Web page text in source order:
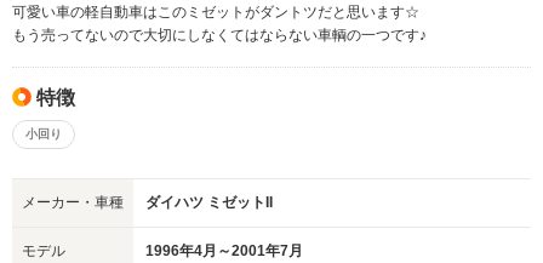
可愛い車の軽自動車はこのミゼットがダントツだと思います☆
もう売ってないので大切にしなくてはならない車輌の一つです♪
特徴
小回り
メーカー・車種 ダイハツ ミゼットII
モデル 1996年4月～2001年7月